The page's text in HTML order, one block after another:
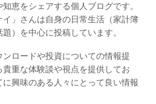
恵をシェアする個人ブログです。
」さんは自身の日常生活（家計簿
）を中心に投稿しています。
ロードや投資についての情報提
重な体験談や視点を提供してお
興味のある人々にとって良い情報